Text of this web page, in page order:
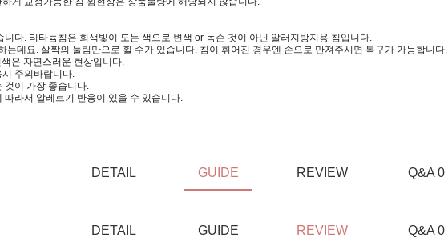
다. 티타늄침은 회색빛이 도는 색으로 변색 or 녹슨 것이 아닌 알러지방지용 침입니다.
데요. 살짝의 눌림만으로 휠 수가 있습니다. 침이 휘어진 경우엔 손으로 만져주시면 복구가 가능합니다.
은 자연스러운 현상입니다.
주의바랍니다.
것이 가장 좋습니다.
라서 알레르기 반응이 있을 수 있습니다.
DETAIL GUIDE REVIEW Q&A 0
DETAIL GUIDE REVIEW Q&A 0